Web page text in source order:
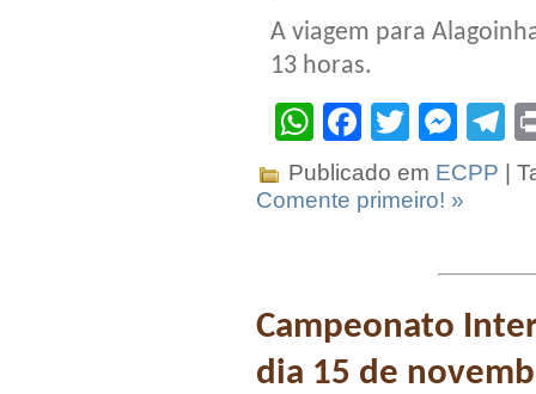
A viagem para
13 horas.
WhatsApp
Facebook
Twitter
Publicado em ECPP |
Comente primeiro! »
Campeonato
dia 15 de